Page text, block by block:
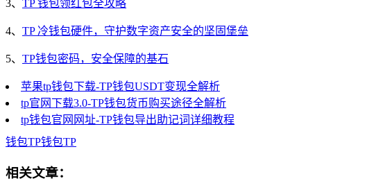
3、 TP 钱包领红包全攻略
4、 TP 冷钱包硬件，守护数字资产安全的坚固堡垒
5、 TP钱包密码，安全保障的基石
苹果tp钱包下载-TP钱包USDT变现全解析
tp官网下载3.0-TP钱包货币购买途径全解析
tp钱包官网网址-TP钱包导出助记词详细教程
钱包TP钱包TP
相关文章：